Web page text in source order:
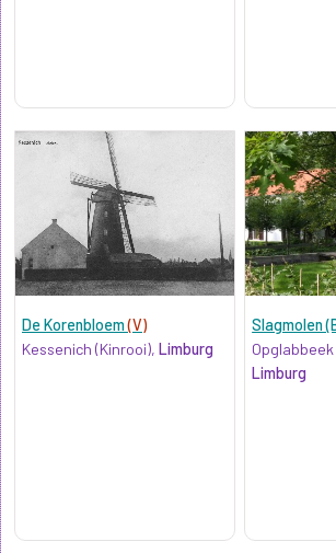
De Korenbloem(V)
Kessenich (Kinrooi), Limburg
Slagmolen
Limburg